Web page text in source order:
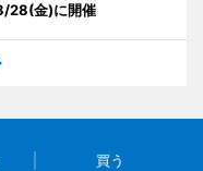
28(金)に開催
買う